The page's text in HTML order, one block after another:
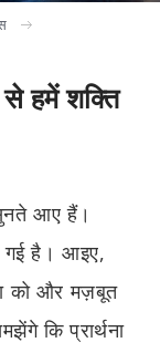
से हमें शक्ति
आए हैं।
गई है। आइए,
को और मज़बूत
कि प्रार्थना